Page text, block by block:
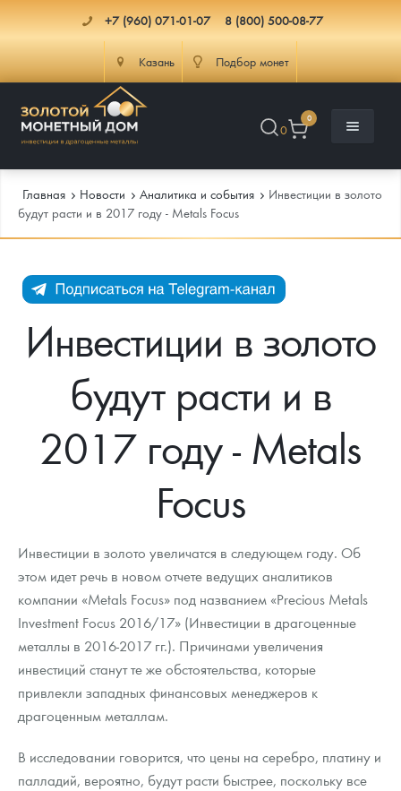
+7 (960) 071-01-07 8 (800) 500-08-77
Казань Подбор монет
0
0
Каталог Монет
Инвестиционные монеты
Монеты Россия и СССР
Иностранные
Памятные и старинные монеты
Памятные монеты России и СССР
Монеты Царской России
Монеты стран мира после 1950г
Монеты и жетоны ЗМД
Георгий Победоносец
Аксессуары
Год Лошади
Флот: ледоколы и корабли
Инфо
Как сделать заказ
Подлинность монет
Гарантии
Памятка для работы с монетами из драгметаллов
Монеты
Политика конфиденциальности
Положение по обработке и защите персональных данных
Доставка
Подбор монет
Информация
Распродажа монет и жетонов
Аналитика и события
Итоги 2025 года. Прогноз курсов золота, серебра, платины на
Котировки
Скупка слитков
Наши преимущества
Письмо директору
Пресс-служба
Главная Новости Аналитика и события
Инвестиции в золото
будут расти и в 2017 году - Metals Focus
Инвестиции в золото
будут расти и в
2017 году - Metals
Focus
Инвестиции в золото увеличатся в следующем году. Об
этом идет речь в новом отчете ведущих аналитиков
компании «Metals Focus» под названием «Precious Metals
Investment Focus 2016/17» (Инвестиции в драгоценные
металлы в 2016-2017 гг.). Причинами увеличения
инвестиций станут те же обстоятельства, которые
привлекли западных финансовых менеджеров к
драгоценным металлам.
В исследовании говорится, что цены на серебро, платину и
палладий, вероятно, будут расти быстрее, поскольку все